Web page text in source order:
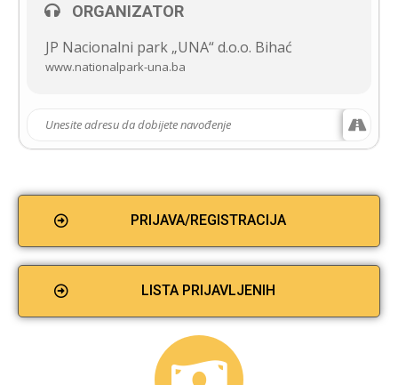
ORGANIZATOR
JP Nacionalni park „UNA“ d.o.o. Bihać
www.nationalpark-una.ba
PRIJAVA/REGISTRACIJA
LISTA PRIJAVLJENIH